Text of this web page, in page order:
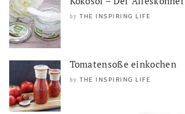
by THE INSPIRING LIFE
Tomatensoße einkochen
by THE INSPIRING LIFE